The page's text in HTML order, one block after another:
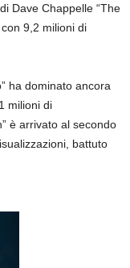
Dave Chappelle “The
9,2 milioni di
ha dominato ancora
milioni di
è arrivato al secondo
battuto